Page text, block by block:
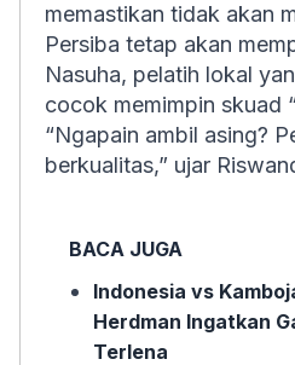
memastikan tidak akan
Persiba tetap akan
Nasuha, pelatih lokal
cocok memimpin skuad
“Ngapain ambil asing?
berkualitas,” ujar
BACA JUGA
Indonesia vs
Herdman Ingatkan
Terlena